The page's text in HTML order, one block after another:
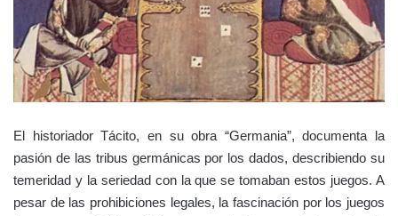
El historiador Tácito, en su obra “Germania”, documenta la
pasión de las tribus germánicas por los dados, describiendo su
temeridad y la seriedad con la que se tomaban estos juegos. A
pesar de las prohibiciones legales, la fascinación por los juegos